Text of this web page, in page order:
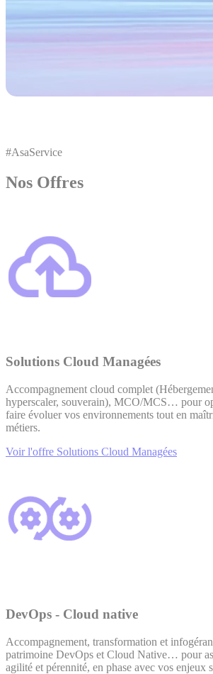
#AsaService
Nos Offres
Solutions Cloud Managées
Accompagnement cloud complet
hyperscaler, souverain), MCO/MCS… pour
faire évoluer vos environnements tout en
métiers.
Voir l'offre Solutions Cloud Managées
DevOps - Cloud native
Accompagnement, transformation et
patrimoine DevOps et Cloud Native… pour
agilité et pérennité, en phase avec vos enjeux